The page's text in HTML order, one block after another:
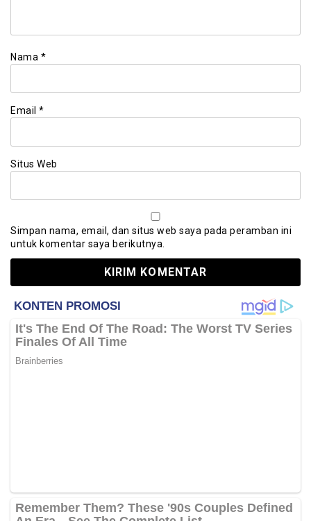
Nama *
Email *
Situs Web
Simpan nama, email, dan situs web saya pada peramban ini
untuk komentar saya berikutnya.